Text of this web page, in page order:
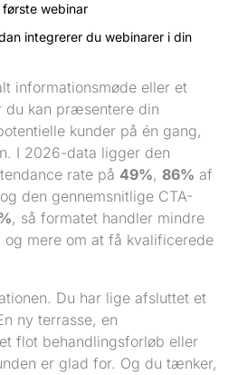
webinar
integrerer du webinarer i din
informationsmøde eller et
du kan præsentere din
kunder på én gang,
I 2026-data ligger den
rate på49%,86% af
den gennemsnitlige CTA-
, så formatet handler mindre
og mere om at få kvalificerede
Du har lige afsluttet et
ny terrasse, en
flot behandlingsforløb eller
er glad for. Og du tænker,